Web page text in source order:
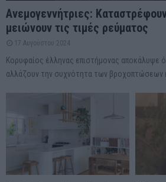
Ανεμογεννήτριες:
μειώνουν τις τιμές ρεύματος
17 Αυγούστου 2024
Κορυφαίος έλληνας επιστήμονας αποκάλυψε
αλλάζουν την συχνότητα των βροχοπτώσεων